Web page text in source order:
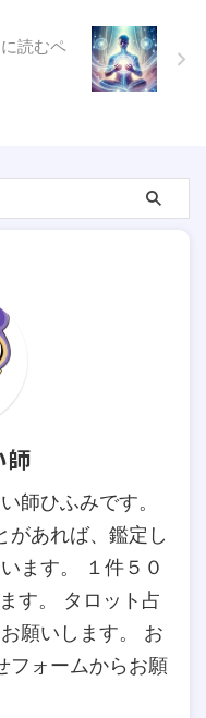
読むペ
師
師ひふみです。
があれば、鑑定し
ます。 １件５０
す。 タロット占
願いします。 お
フォームからお願